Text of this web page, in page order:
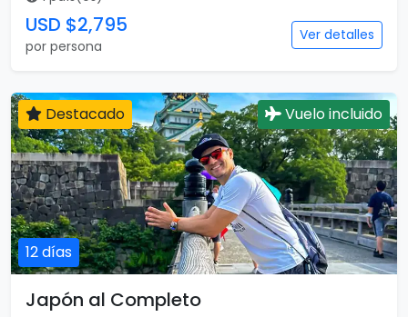
USD $2,795
por persona
Ver detalles
12 días
Destacado Vuelo incluido
Japón al Completo